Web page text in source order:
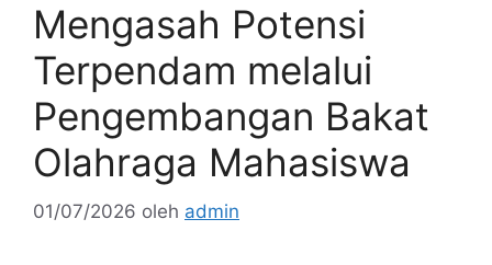
Mengasah Potensi
Terpendam melalui
Pengembangan Bakat
Olahraga Mahasiswa
01/07/2026 oleh admin